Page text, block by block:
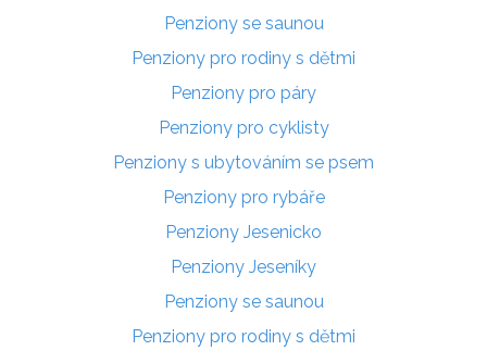
Penziony se saunou
Penziony pro rodiny s dětmi
Penziony pro páry
Penziony pro cyklisty
Penziony s ubytováním se psem
Penziony pro rybáře
Penziony Jesenicko
Penziony Jeseníky
Penziony se saunou
Penziony pro rodiny s dětmi